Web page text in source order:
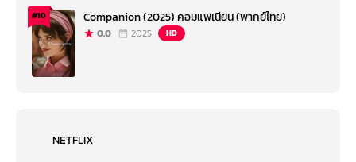
#10 Companion (2025) คอมแพเนียน (พากย์ไทย)
0.0 2025 HD
NETFLIX